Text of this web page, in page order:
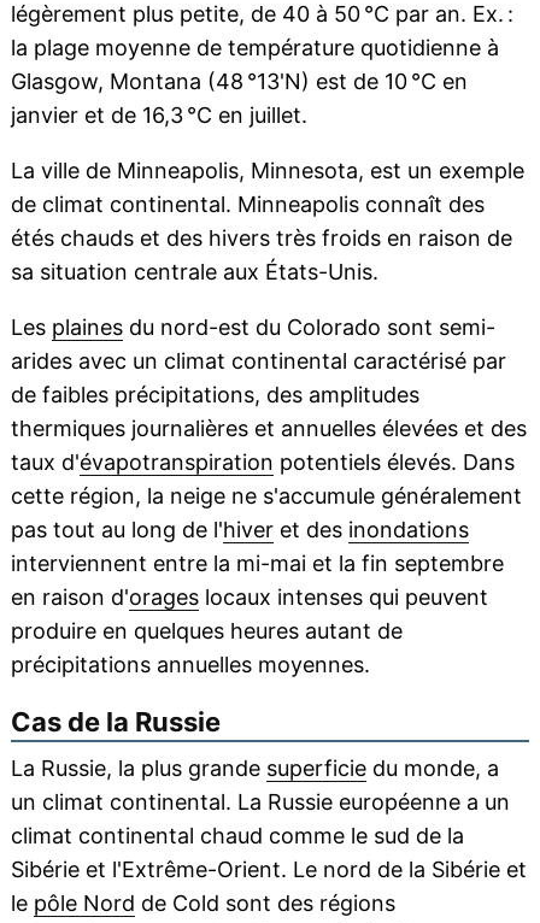
légèrement plus petite, de 40 à 50 °C par an. Ex. :
la plage moyenne de température quotidienne à
Glasgow, Montana (48 °13'N) est de 10 °C en
janvier et de 16,3 °C en juillet.
La ville de Minneapolis, Minnesota, est un exemple
de climat continental. Minneapolis connaît des
étés chauds et des hivers très froids en raison de
sa situation centrale aux États-Unis.
Les plainesdu nord-est du Colorado sont semi-
arides avec un climat continental caractérisé par
de faibles précipitations, des amplitudes
thermiques journalières et annuelles élevées et des
taux d'évapotranspiration potentiels élevés. Dans
cette région, la neige ne s'accumule généralement
pas tout au long de l'hiveret des inondations
interviennent entre la mi-mai et la fin septembre
en raison d'orageslocaux intenses qui peuvent
produire en quelques heures autant de
précipitations annuelles moyennes.
Cas de la Russie
La Russie, la plus grande superficiedu monde, a
un climat continental. La Russie européenne a un
climat continental chaud comme le sud de la
Sibérie et l'Extrême-Orient. Le nord de la Sibérie et
le pôle Nord de Cold sont des régions